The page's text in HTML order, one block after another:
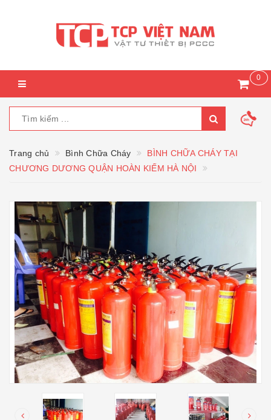
0
Trang chủ Bình Chữa Cháy
BÌNH CHỮA CHÁY TẠI
CHƯƠNG DƯƠNG QUẬN HOÀN KIẾM HÀ NỘI